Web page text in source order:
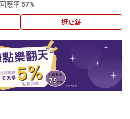
回應率57%
逛店舖